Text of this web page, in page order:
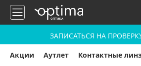
ЗАПИСАТЬСЯ НА
Акции Аутлет Контактные